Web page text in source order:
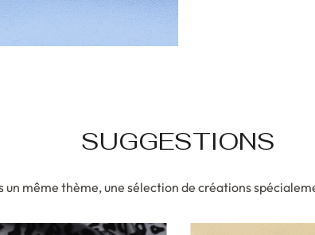
SUGGESTIONS
un même thème, une sélection de créations